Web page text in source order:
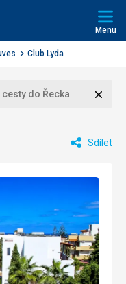
Menu
Club Lyda
do Řecka
Sdílet